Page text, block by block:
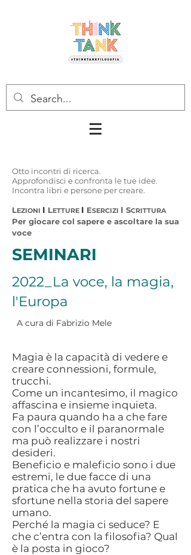
Otto incontri di ricerca.
Approfondisci e confronta le tue idee.
Incontra libri e persone per creare.
LEZIONI I LETTURE I ESERCIZI I SCRITTURA
Per giocare col sapere e ascoltare la sua
voce
SEMINARI
2022_La voce, la magia,
l'Europa
A cura di Fabrizio Mele
Magia è la capacità di vedere e
creare connessioni, formule,
trucchi.
Come un incantesimo, il magico
affascina e insieme inquieta.
Fa paura quando ha a che fare
con l’occulto e il paranormale
ma può realizzare i nostri
desideri.
Beneficio e maleficio sono i due
estremi, le due facce di una
pratica che ha avuto fortune e
sfortune nella storia del sapere
umano.
Perché la magia ci seduce? E
che c’entra con la filosofia? Qual
è la posta in gioco?